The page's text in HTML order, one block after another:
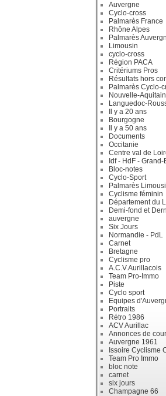
Auvergne
Cyclo-cross
Palmarès France
Rhône Alpes
Palmarès
Limousin
cyclo-cross
Région PACA
Critériums Pros
Résultats hors
Palmarès Cyclo-
Nouvelle-
Languedoc-
Il y a 20 ans
Bourgogne
Il y a 50 ans
Documents
Occitanie
Centre val de
Idf - HdF - Grand-
Bloc-notes
Cyclo-Sport
Palmarès
Cyclisme féminin
Département du
Demi-fond et
auvergne
Six Jours
Normandie - PdL
Carnet
Bretagne
Cyclisme pro
A.C.V.Aurillacois
Team Pro-Immo
Piste
Cyclo sport
Equipes
Portraits
Rétro 1986
ACV Aurillac
Annonces de
Auvergne 1961
Issoire Cyclisme
Team Pro Immo
bloc note
carnet
six jours
Champagne 66